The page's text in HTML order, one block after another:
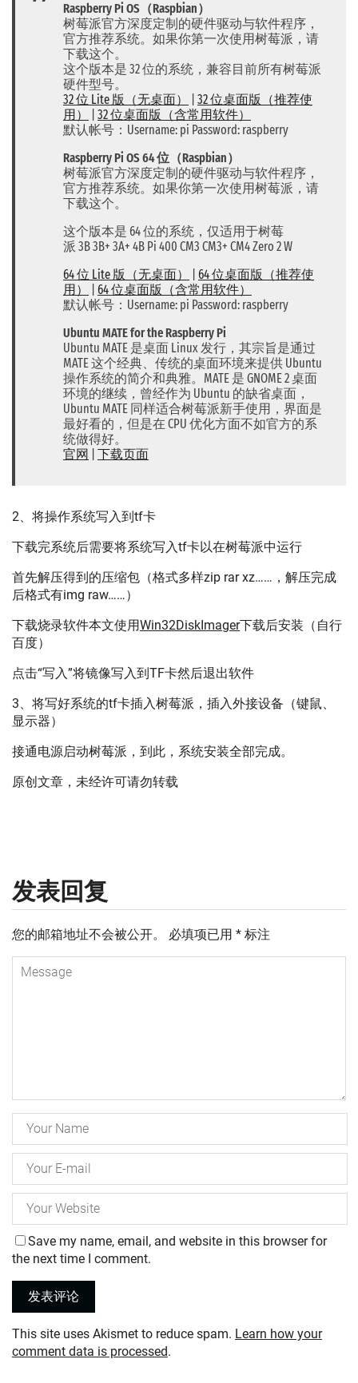
Raspberry Pi OS（Raspbian）
树莓派官方深度定制的硬件驱动与软件程序，
官方推荐系统。如果你第一次使用树莓派，请
下载这个。
这个版本是 32 位的系统，兼容目前所有树莓派
硬件型号。
32 位 Lite 版（无桌面）
32 位桌面版（推荐使
用）
32 位桌面版（含常用软件）
默认帐号：Username: pi Password: raspberry
Raspberry Pi OS 64 位（Raspbian）
树莓派官方深度定制的硬件驱动与软件程序，
官方推荐系统。如果你第一次使用树莓派，请
下载这个。
这个版本是 64 位的系统，仅适用于树莓
派 3B 3B+ 3A+ 4B Pi 400 CM3 CM3+ CM4 Zero 2 W
64 位 Lite 版（无桌面）
64 位桌面版（推荐使
用）
64 位桌面版（含常用软件）
默认帐号：Username: pi Password: raspberry
Ubuntu MATE for the Raspberry Pi
Ubuntu MATE 是桌面 Linux 发行，其宗旨是通过
MATE 这个经典、传统的桌面环境来提供 Ubuntu
操作系统的简介和典雅。MATE 是 GNOME 2 桌面
环境的继续，曾经作为 Ubuntu 的缺省桌面，
Ubuntu MATE 同样适合树莓派新手使用，界面是
最好看的，但是在 CPU 优化方面不如官方的系
统做得好。
官网
下载页面
2、将操作系统写入到tf卡
下载完系统后需要将系统写入tf卡以在树莓派中运行
首先解压得到的压缩包（格式多样zip rar xz……，解压完成
后格式有img raw……）
下载烧录软件本文使用Win32DiskImager下载后安装（自行
百度）
点击“写入”将镜像写入到TF卡然后退出软件
3、将写好系统的tf卡插入树莓派，插入外接设备（键鼠、
显示器）
接通电源启动树莓派，到此，系统安装全部完成。
原创文章，未经许可请勿转载
发表回复
您的邮箱地址不会被公开。 必填项已用 * 标注
Save my name, email, and website in this browser for
the next time I comment.
This site uses Akismet to reduce spam. Learn how your
comment data is processed.